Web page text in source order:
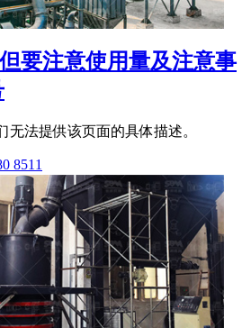
要注意使用量及注意事
无法提供该页面的具体描述。
8511